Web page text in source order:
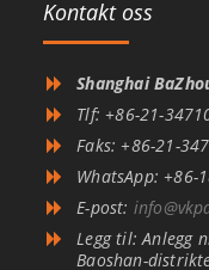
Kontakt oss
Shanghai
Tlf: +86-21-
Faks: +86-21-
WhatsApp: +86-
E-post:
Legg til: Anlegg
Baoshan-